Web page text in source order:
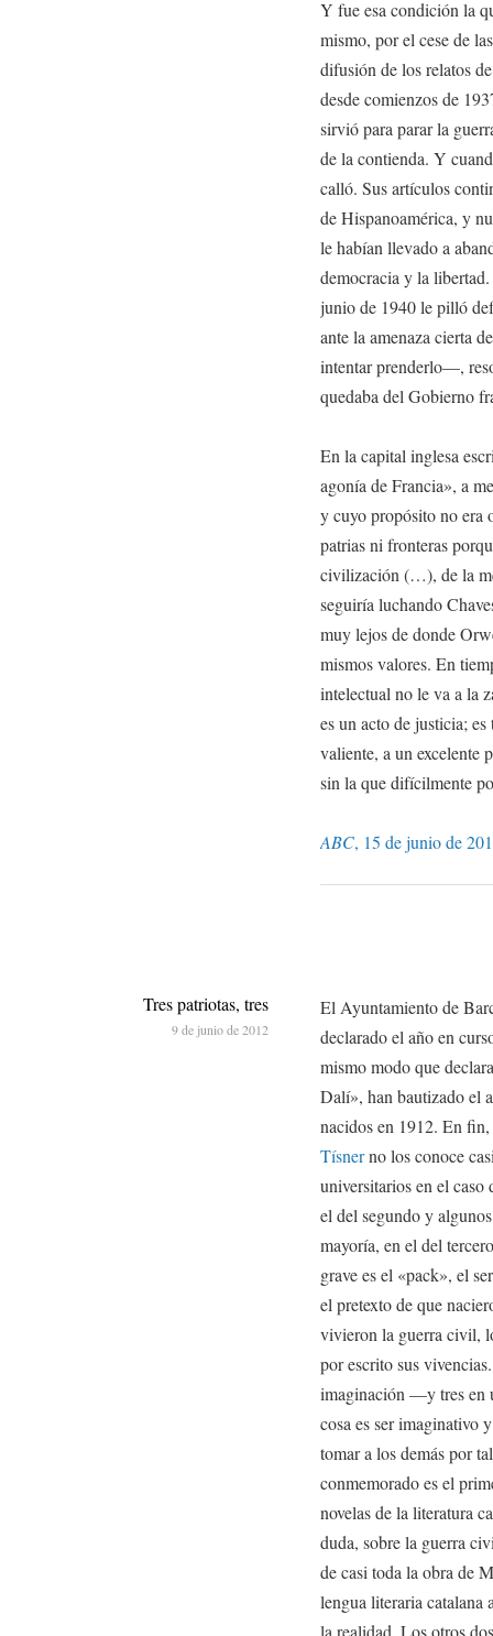
Y fue esa condición la
mismo, por el cese de
difusión de los relatos
desde comienzos de
sirvió para parar la
de la contienda. Y
calló. Sus artículos
de Hispanoamérica, y
le habían llevado a
democracia y la
junio de 1940 le pilló
ante la amenaza cierta
intentar prenderlo—,
quedaba del Gobierno
En la capital inglesa
agonía de Francia», a
y cuyo propósito no era
patrias ni fronteras
civilización (…), de la
seguiría luchando
muy lejos de donde
mismos valores. En
intelectual no le va a la
es un acto de justicia;
valiente, a un excelente
sin la que difícilmente
ABC, 15 de junio de
El Ayuntamiento de
declarado el año en
mismo modo que
Dalí», han bautizado el
nacidos en 1912. En
Tísnerno los conoce
universitarios en el
el del segundo y
mayoría, en el del
grave es el «pack», el
el pretexto de que
vivieron la guerra civil,
por escrito sus
imaginación —y tres en
cosa es ser imaginativo
tomar a los demás por
conmemorado es el
novelas de la literatura
duda, sobre la guerra
de casi toda la obra de
lengua literaria catalana
la realidad. Los otros
Tres patriotas, tres
9 de junio de 2012